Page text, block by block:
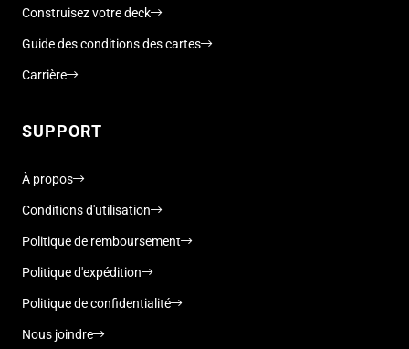
Construisez votre deck
Guide des conditions des cartes
Carrière
SUPPORT
À propos
Conditions d'utilisation
Politique de remboursement
Politique d'expédition
Politique de confidentialité
Nous joindre